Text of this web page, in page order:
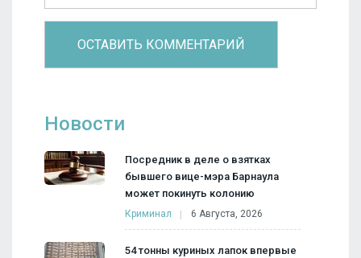
Новости
Посредник в деле о взятках
бывшего вице-мэра Барнаула
может покинуть колонию
Криминал 6 Августа, 2026
54 тонны куриных лапок впервые